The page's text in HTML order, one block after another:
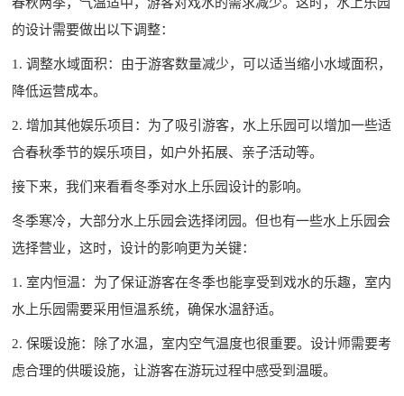
的设计需要做出以下调整：
1. 调整水域面积：由于游客数量减少，可以适当缩小水域面积，
降低运营成本。
2. 增加其他娱乐项目：为了吸引游客，水上乐园可以增加一些适
合春秋季节的娱乐项目，如户外拓展、亲子活动等。
接下来，我们来看看冬季对水上乐园设计的影响。
冬季寒冷，大部分水上乐园会选择闭园。但也有一些水上乐园会
选择营业，这时，设计的影响更为关键：
1. 室内恒温：为了保证游客在冬季也能享受到戏水的乐趣，室内
水上乐园需要采用恒温系统，确保水温舒适。
2. 保暖设施：除了水温，室内空气温度也很重要。设计师需要考
虑合理的供暖设施，让游客在游玩过程中感受到温暖。